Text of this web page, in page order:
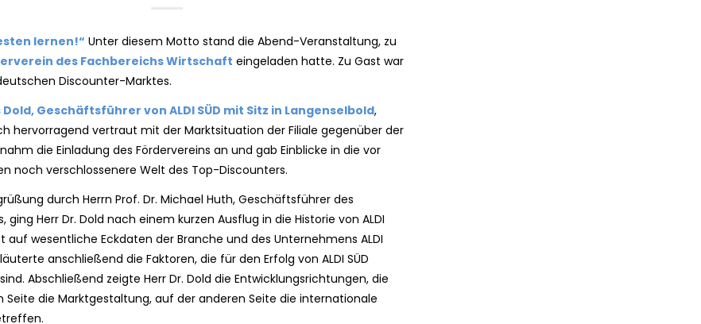
lernen!“ Unter diesem Motto stand die Abend-Veranstaltung, zu
des Fachbereichs Wirtschaft eingeladen hatte. Zu Gast war
Discounter-Marktes.
Dold, Geschäftsführer von ALDI SÜD mit Sitz in Langenselbold,
hervorragend vertraut mit der Marktsituation der Filiale gegenüber der
die Einladung des Fördervereins an und gab Einblicke in die vor
noch verschlossenere Welt des Top-Discounters.
durch Herrn Prof. Dr. Michael Huth, Geschäftsführer des
ging Herr Dr. Dold nach einem kurzen Ausflug in die Historie von ALDI
auf wesentliche Eckdaten der Branche und des Unternehmens ALDI
anschließend die Faktoren, die für den Erfolg von ALDI SÜD
Abschließend zeigte Herr Dr. Dold die Entwicklungsrichtungen, die
Seite die Marktgestaltung, auf der anderen Seite die internationale